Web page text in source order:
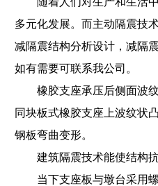
多元化发展。而主动隔震技
减隔震结构分析设计，减隔
如有需要可联系我公司。
橡胶支座承压后侧面波
同块板式橡胶支座上波纹状
钢板弯曲变形。
建筑隔震技术能使结构
当下支座板与墩台采用